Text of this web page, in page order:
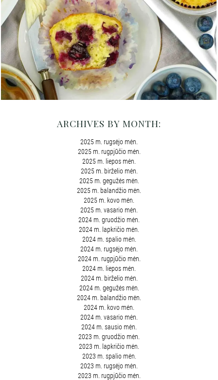
ARCHIVES BY MONTH:
2025 m. rugsėjo mėn.
2025 m. rugpjūčio mėn.
2025 m. liepos mėn.
2025 m. birželio mėn.
2025 m. gegužės mėn.
2025 m. balandžio mėn.
2025 m. kovo mėn.
2025 m. vasario mėn.
2024 m. gruodžio mėn.
2024 m. lapkričio mėn.
2024 m. spalio mėn.
2024 m. rugsėjo mėn.
2024 m. rugpjūčio mėn.
2024 m. liepos mėn.
2024 m. birželio mėn.
2024 m. gegužės mėn.
2024 m. balandžio mėn.
2024 m. kovo mėn.
2024 m. vasario mėn.
2024 m. sausio mėn.
2023 m. gruodžio mėn.
2023 m. lapkričio mėn.
2023 m. spalio mėn.
2023 m. rugsėjo mėn.
2023 m. rugpjūčio mėn.